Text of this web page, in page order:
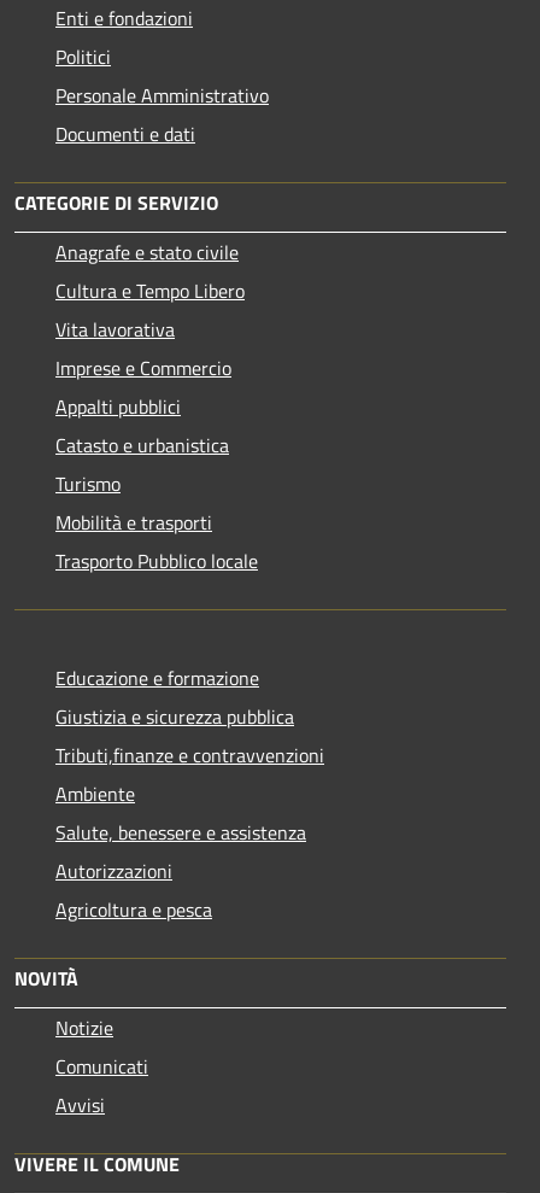
Enti e fondazioni
Politici
Personale Amministrativo
Documenti e dati
CATEGORIE DI SERVIZIO
Anagrafe e stato civile
Cultura e Tempo Libero
Vita lavorativa
Imprese e Commercio
Appalti pubblici
Catasto e urbanistica
Turismo
Mobilità e trasporti
Trasporto Pubblico locale
Educazione e formazione
Giustizia e sicurezza pubblica
Tributi,finanze e contravvenzioni
Ambiente
Salute, benessere e assistenza
Autorizzazioni
Agricoltura e pesca
NOVITÀ
Notizie
Comunicati
Avvisi
VIVERE IL COMUNE